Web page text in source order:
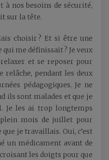
à nos besoins de sécurité,
sur la tête.
choisir ? Et si être une
me définissait ? Je veux
et se reposer pour
relâche, pendant les deux
pédagogiques. Je ne
ils sont malades et que je
Je les ai trop longtemps
mois de juillet pour
je travaillais. Oui, c’est
un médicament avant de
les doigts pour que